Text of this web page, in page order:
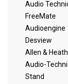
Audio
FreeMate
Audioengine
Desview
Allen & Heath
Audio-
Stand